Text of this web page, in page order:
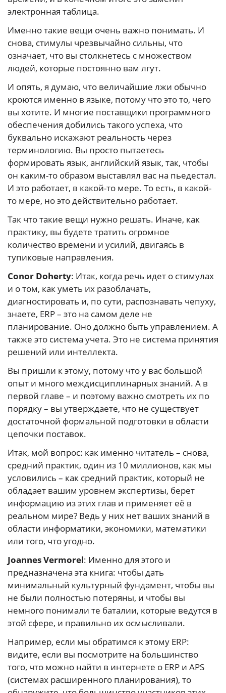
электронная таблица.
Именно такие вещи очень важно понимать. И
снова, стимулы чрезвычайно сильны, что
означает, что вы столкнетесь с множеством
людей, которые постоянно вам лгут.
И опять, я думаю, что величайшие лжи обычно
кроются именно в языке, потому что это то, чего
вы хотите. И многие поставщики программного
обеспечения добились такого успеха, что
буквально искажают реальность через
терминологию. Вы просто пытаетесь
формировать язык, английский язык, так, чтобы
он каким-то образом выставлял вас на пьедестал.
И это работает, в какой-то мере. То есть, в какой-
то мере, но это действительно работает.
Так что такие вещи нужно решать. Иначе, как
практику, вы будете тратить огромное
количество времени и усилий, двигаясь в
тупиковые направления.
Conor Doherty: Итак, когда речь идет о стимулах
и о том, как уметь их разоблачать,
диагностировать и, по сути, распознавать чепуху,
знаете, ERP – это на самом деле не
планирование. Оно должно быть управлением. А
также это система учета. Это не система принятия
решений или интеллекта.
Вы пришли к этому, потому что у вас большой
опыт и много междисциплинарных знаний. А в
первой главе – и поэтому важно смотреть их по
порядку – вы утверждаете, что не существует
достаточной формальной подготовки в области
цепочки поставок.
Итак, мой вопрос: как именно читатель – снова,
средний практик, один из 10 миллионов, как мы
условились – как средний практик, который не
обладает вашим уровнем экспертизы, берет
информацию из этих глав и применяет её в
реальном мире? Ведь у них нет ваших знаний в
области информатики, экономики, математики
или того, что угодно.
Joannes Vermorel: Именно для этого и
предназначена эта книга: чтобы дать
минимальный культурный фундамент, чтобы вы
не были полностью потеряны, и чтобы вы
немного понимали те баталии, которые ведутся в
этой сфере, и правильно их осмысливали.
Например, если мы обратимся к этому ERP:
видите, если вы посмотрите на большинство
того, что можно найти в интернете о ERP и APS
(системах расширенного планирования), то